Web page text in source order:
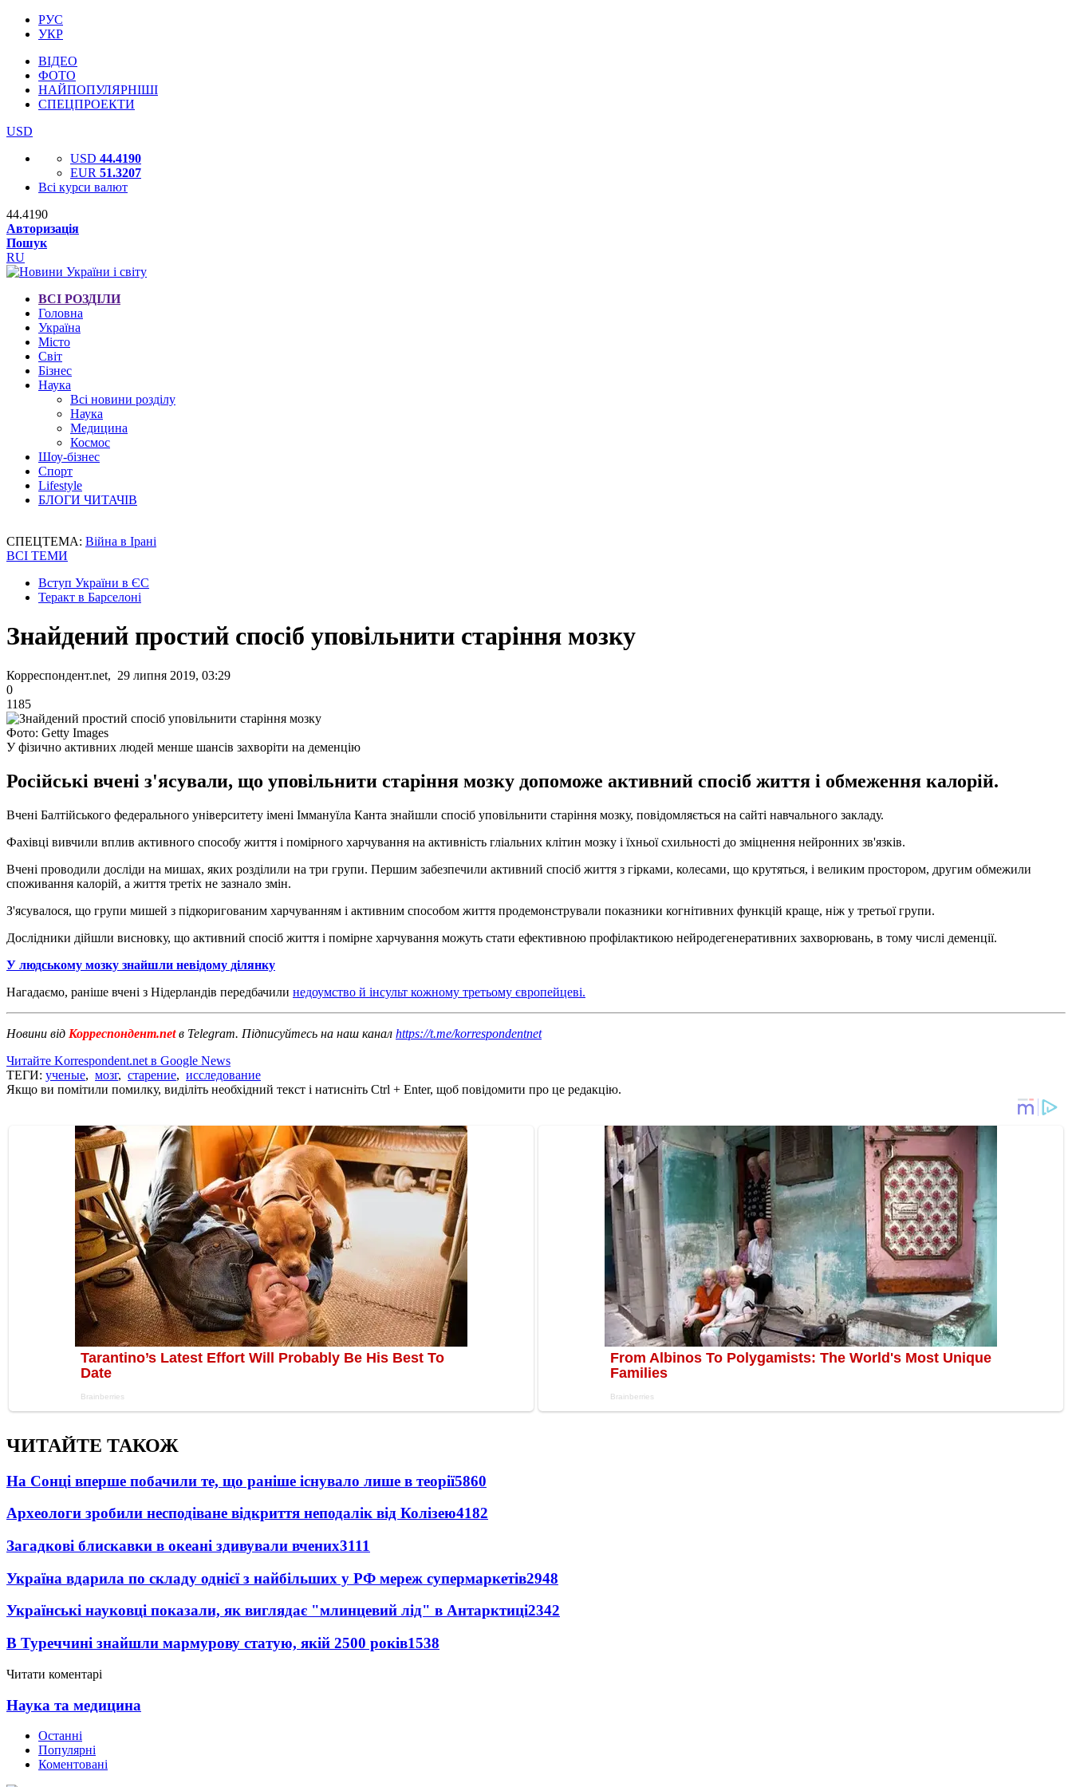
РУС
УКР
ВІДЕО
ФОТО
НАЙПОПУЛЯРНІШІ
СПЕЦПРОЕКТИ
USD
USD 44.4190
EUR 51.3207
Всі курси валют
44.4190
Авторизація
Пошук
RU
ВСІ РОЗДІЛИ
Головна
Україна
Місто
Світ
Бізнес
Наука
Всі новини розділу
Наука
Медицина
Космос
Шоу-бізнес
Спорт
Lifestyle
БЛОГИ ЧИТАЧІВ
СПЕЦТЕМА: Війна в Ірані
ВСІ ТЕМИ
Вступ України в ЄС
Теракт в Барселоні
Знайдений простий спосіб уповільнити старіння мозку
Корреспондент.net, 29 липня 2019, 03:29
0
1185
Фото: Getty Images
У фізично активних людей менше шансів захворіти на деменцію
Російські вчені з'ясували, що уповільнити старіння мозку допоможе активний спосіб життя і обмеження калорій.
Вчені Балтійського федерального університету імені Іммануїла Канта знайшли спосіб уповільнити старіння мозку, повідомляється на сайті навчального закладу.
Фахівці вивчили вплив активного способу життя і помірного харчування на активність гліальних клітин мозку і їхньої схильності до зміцнення нейронних зв'язків.
Вчені проводили досліди на мишах, яких розділили на три групи. Першим забезпечили активний спосіб життя з гірками, колесами, що крутяться, і великим простором, другим обмежили
споживання калорій, а життя третіх не зазнало змін.
З'ясувалося, що групи мишей з підкоригованим харчуванням і активним способом життя продемонстрували показники когнітивних функцій краще, ніж у третьої групи.
Дослідники дійшли висновку, що активний спосіб життя і помірне харчування можуть стати ефективною профілактикою нейродегенеративних захворювань, в тому числі деменції.
У людському мозку знайшли невідому ділянку
Нагадаємо, раніше вчені з Нідерландів передбачили недоумство й інсульт кожному третьому європейцеві.
Новини від Корреспондент.netв Telegram. Підписуйтесь на наш канал https://t.me/korrespondentnet
Читайте Korrespondent.net в Google News
ТЕГИ: ученые, мозг, старение, исследование
Якщо ви помітили помилку, виділіть необхідний текст і натисніть Ctrl + Enter, щоб повідомити про це редакцію.
ЧИТАЙТЕ ТАКОЖ
На Сонці вперше побачили те, що раніше існувало лише в теорії5860
Археологи зробили несподіване відкриття неподалік від Колізею4182
Загадкові блискавки в океані здивували вчених3111
Україна вдарила по складу однієї з найбільших у РФ мереж супермаркетів2948
Українські науковці показали, як виглядає "млинцевий лід" в Антарктиці2342
В Туреччині знайшли мармурову статую, якій 2500 років1538
Читати коментарі
Наука та медицина
Останні
Популярні
Коментовані